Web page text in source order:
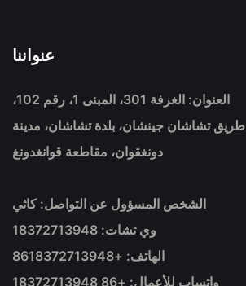
عنواننا
العنوان: الغرفة 301، المبنى 1، رقم 102،
طريق تشاشان جينشان، بلدة تشاشان، مدينة
دونغقوان، مقاطعة قوانغدونغ
الشخص المسؤول عن التواصل: كاثي
وي تشات: 18372713948
الهاتف: +8618372713948
واتساب للأعمال: +86 18372713948